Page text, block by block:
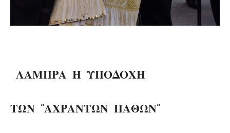
ΛΑΜΠΡΑ Η ΥΠΟΔΟΧΗ
ΤΩΝ ¨ΑΧΡΑΝΤΩΝ ΠΑΘΩΝ¨